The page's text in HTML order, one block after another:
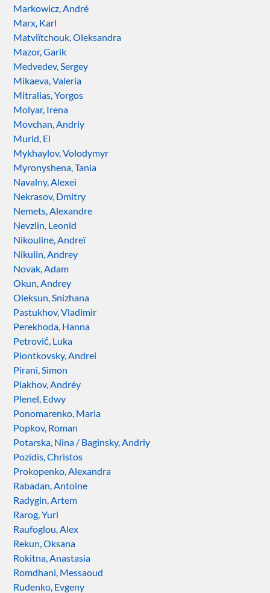
Markowicz, André
Marx, Karl
Matviïtchouk, Oleksandra
Mazor, Garik
Medvedev, Sergey
Mikaeva, Valeria
Mitralias, Yorgos
Molyar, Irena
Movchan, Andriy
Murid, El
Mykhaylov, Volodymyr
Myronyshena, Tania
Navalny, Alexei
Nekrasov, Dmitry
Nemets, Alexandre
Nevzlin, Leonid
Nikouline, Andreï
Nikulin, Andrey
Novak, Adam
Okun, Andrey
Oleksun, Snizhana
Pastukhov, Vladimir
Perekhoda, Hanna
Petrović, Luka
Piontkovsky, Andrei
Pirani, Simon
Plakhov, Andréy
Plenel, Edwy
Ponomarenko, Maria
Popkov, Roman
Potarska, Nina / Baginsky, Andriy
Pozidis, Christos
Prokopenko, Alexandra
Rabadan, Antoine
Radygin, Artem
Rarog, Yuri
Raufoglou, Alex
Rekun, Oksana
Rokitna, Anastasia
Romdhani, Messaoud
Rudenko, Evgeny